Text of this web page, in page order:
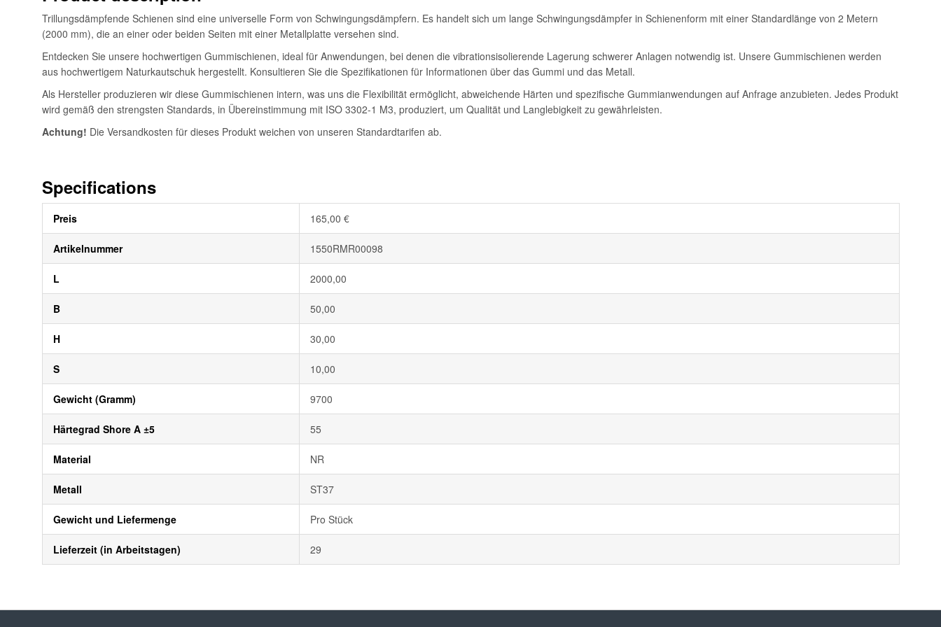
Trillungsdämpfende Schienen sind eine universelle Form von Schwingungsdämpfern. Es handelt sich um lange Schwingungsdämpfer in Schienenform mit einer Standardlänge von 2 Metern
(2000 mm), die an einer oder beiden Seiten mit einer Metallplatte versehen sind.
Entdecken Sie unsere hochwertigen Gummischienen, ideal für Anwendungen, bei denen die vibrationsisolierende Lagerung schwerer Anlagen notwendig ist. Unsere Gummischienen werden
aus hochwertigem Naturkautschuk hergestellt. Konsultieren Sie die Spezifikationen für Informationen über das Gummi und das Metall.
Als Hersteller produzieren wir diese Gummischienen intern, was uns die Flexibilität ermöglicht, abweichende Härten und spezifische Gummianwendungen auf Anfrage anzubieten. Jedes Produkt
wird gemäß den strengsten Standards, in Übereinstimmung mit ISO 3302-1 M3, produziert, um Qualität und Langlebigkeit zu gewährleisten.
Achtung! Die Versandkosten für dieses Produkt weichen von unseren Standardtarifen ab.
Specifications
Informationen
Preis 165,00 €
Artikelnummer 1550RMR00098
L 2000,00
B 50,00
H 30,00
S 10,00
Gewicht (Gramm) 9700
Härtegrad Shore A ±5 55
Material NR
Metall ST37
Gewicht und Liefermenge Pro Stück
Lieferzeit (in Arbeitstagen) 29